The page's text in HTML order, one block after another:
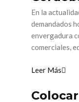
En la
demandados
envergadura
comerciales,
Leer Más